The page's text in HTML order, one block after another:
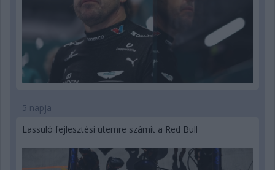
5 napja
Lassuló fejlesztési ütemre számít a Red Bull